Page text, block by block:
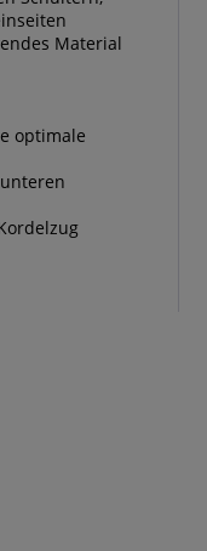
Material
optimale